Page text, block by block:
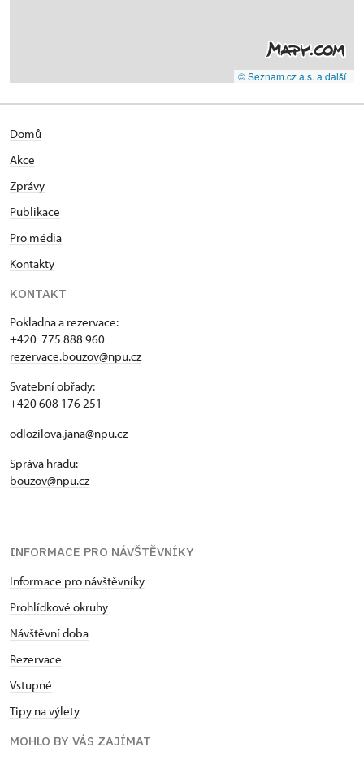
© Seznam.cz a.s. a další
Domů
Akce
Zprávy
Publikace
Pro média
Kontakty
KONTAKT
Pokladna a rezervace:
+420 775 888 960
rezervace.bouzov@npu.cz
Svatební obřady:
+420 608 176 251
odlozilova.jana@npu.cz
Správa hradu:
bouzov@npu.cz
INFORMACE PRO NÁVŠTĚVNÍKY
Informace pro návštěvníky
Prohlídkové okruhy
Návštěvní doba
Rezervace
Vstupné
Tipy na výlety
MOHLO BY VÁS ZAJÍMAT